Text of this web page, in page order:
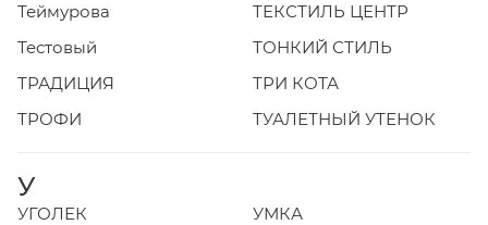
Теймурова
ТЕКСТИЛЬ ЦЕНТР
Тестовый
ТОНКИЙ СТИЛЬ
ТРАДИЦИЯ
ТРИ КОТА
ТРОФИ
ТУАЛЕТНЫЙ УТЕНОК
У
УГОЛЕК
УМКА